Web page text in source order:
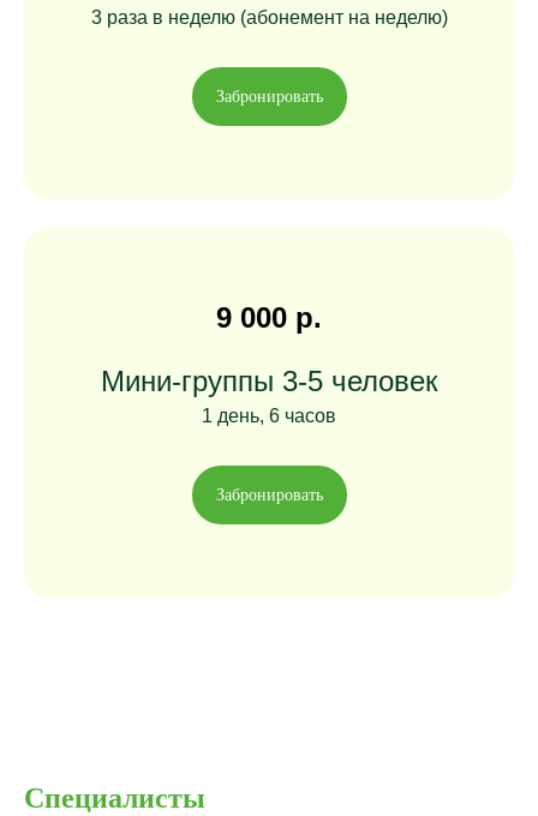
3 раза в неделю (абонемент на неделю)
Забронировать
9 000 р.
Мини-группы 3-5 человек
1 день, 6 часов
Забронировать
Специалисты